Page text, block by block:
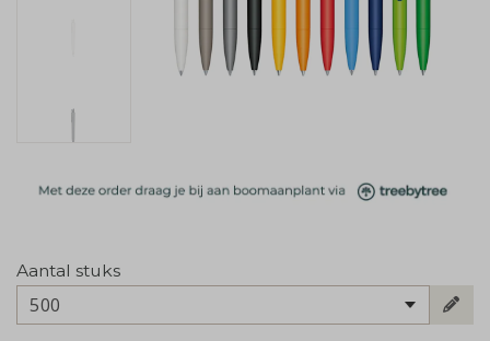
Aantal stuks
500